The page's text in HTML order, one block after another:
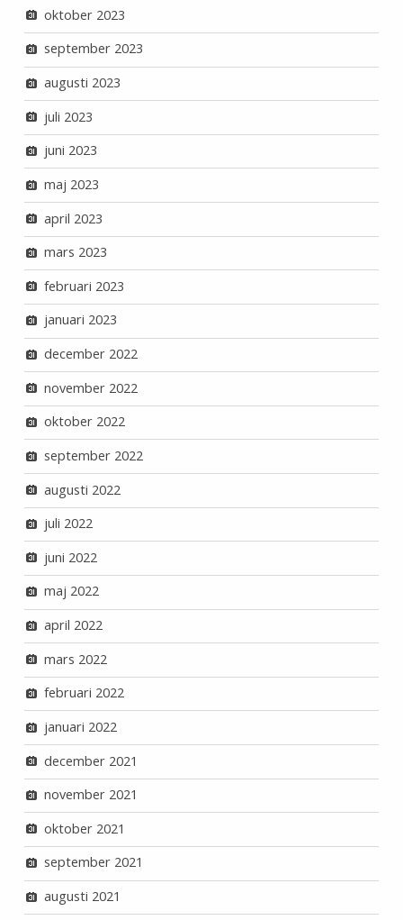
oktober 2023
september 2023
augusti 2023
juli 2023
juni 2023
maj 2023
april 2023
mars 2023
februari 2023
januari 2023
december 2022
november 2022
oktober 2022
september 2022
augusti 2022
juli 2022
juni 2022
maj 2022
april 2022
mars 2022
februari 2022
januari 2022
december 2021
november 2021
oktober 2021
september 2021
augusti 2021